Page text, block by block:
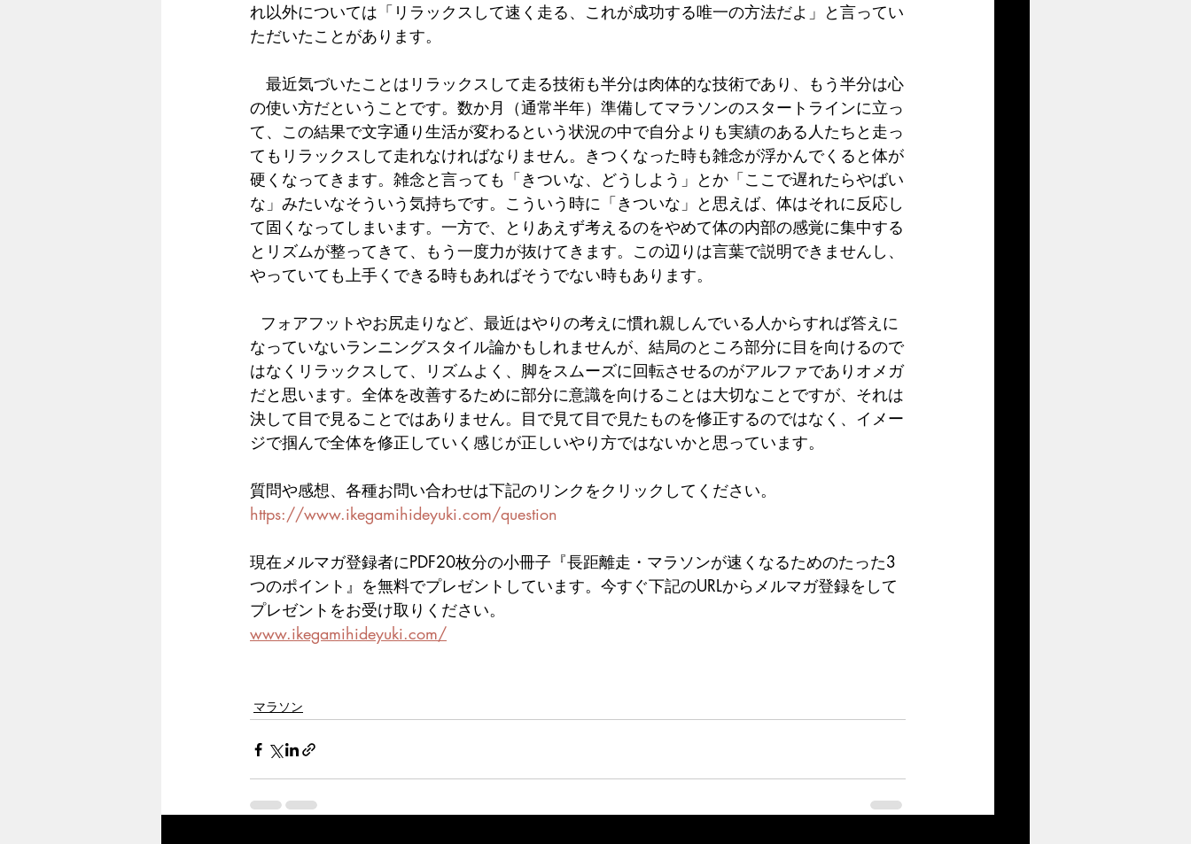
れ以外については「リラックスして速く走る、これが成功する唯一の方法だよ」と言ってい
ただいたことがあります。
最近気づいたことはリラックスして走る技術も半分は肉体的な技術であり、もう半分は心
の使い方だということです。数か月（通常半年）準備してマラソンのスタートラインに立っ
て、この結果で文字通り生活が変わるという状況の中で自分よりも実績のある人たちと走っ
てもリラックスして走れなければなりません。きつくなった時も雑念が浮かんでくると体が
硬くなってきます。雑念と言っても「きついな、どうしよう」とか「ここで遅れたらやばい
な」みたいなそういう気持ちです。こういう時に「きついな」と思えば、体はそれに反応し
て固くなってしまいます。一方で、とりあえず考えるのをやめて体の内部の感覚に集中する
とリズムが整ってきて、もう一度力が抜けてきます。この辺りは言葉で説明できませんし、
やっていても上手くできる時もあればそうでない時もあります。
なっていないランニングスタイル論かもしれませんが、結局のところ部分に目を向けるので
はなくリラックスして、リズムよく、脚をスムーズに回転させるのがアルファでありオメガ
だと思います。全体を改善するために部分に意識を向けることは大切なことですが、それは
決して目で見ることではありません。目で見て目で見たものを修正するのではなく、イメー
ジで掴んで全体を修正していく感じが正しいやり方ではないかと思っています。
質問や感想、各種お問い合わせは下記のリンクをクリックしてください。
https://www.ikegamihideyuki.com/question
現在メルマガ登録者にPDF20枚分の小冊子『長距離走・マラソンが速くなるためのたった3
つのポイント』を無料でプレゼントしています。今すぐ下記のURLからメルマガ登録をして
プレゼントをお受け取りください。
www.ikegamihideyuki.com/
マラソン